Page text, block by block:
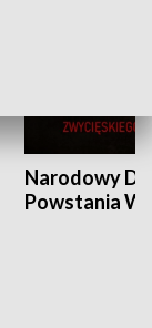
Narodowy
Powstania